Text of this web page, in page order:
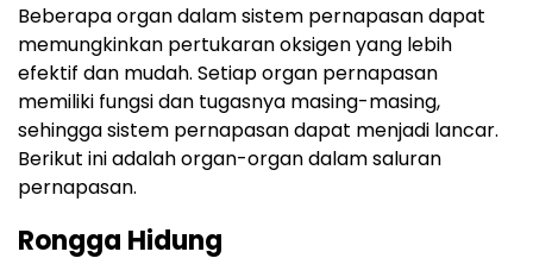
Beberapa organ dalam sistem pernapasan dapat
memungkinkan pertukaran oksigen yang lebih
efektif dan mudah. Setiap organ pernapasan
memiliki fungsi dan tugasnya masing-masing,
sehingga sistem pernapasan dapat menjadi lancar.
Berikut ini adalah organ-organ dalam saluran
pernapasan.
Rongga Hidung